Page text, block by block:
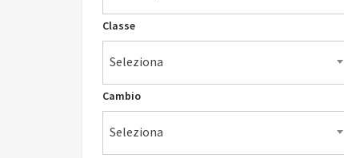
Classe
Seleziona
Cambio
Seleziona